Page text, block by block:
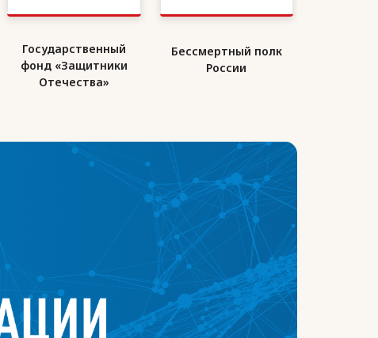
Государственный
фонд «Защитники
Отечества»
Бессмертный полк
России